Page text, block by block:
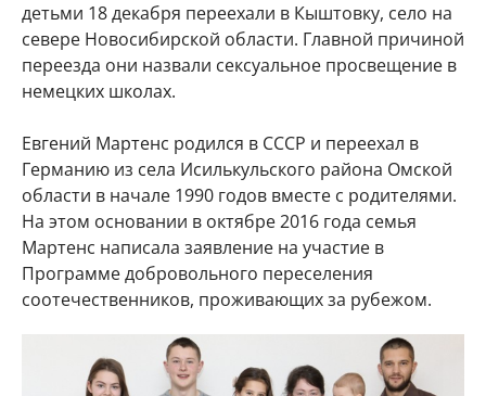
детьми ​18 декабря переехали в Кыштовку, село на
севере Новосибирской области. Главной причиной
переезда они назвали сексуальное просвещение в
немецких школах.
Евгений Мартенс родился в СССР и переехал в
Германию из села Исилькульского района Омской
области в начале 1990 годов вместе с родителями.
На этом основании в октябре 2016 года семья
Мартенс написала заявление на участие в
Программе добровольного переселения
соотечественников, проживающих за рубежом.